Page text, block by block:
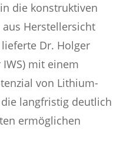
die konstruktiven
Herstellersicht
Dr. Holger
mit einem
von Lithium-
langfristig deutlich
ermöglichen